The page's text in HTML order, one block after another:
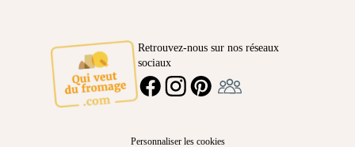
Retrouvez-nous sur nos réseaux
sociaux
FACEBOOKINSTAGRAMPINTEREST
Personnaliser les cookies